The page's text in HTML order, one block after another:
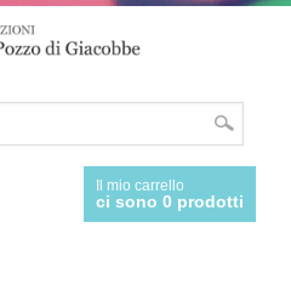
Il mio carrello
ci sono 0 prodotti